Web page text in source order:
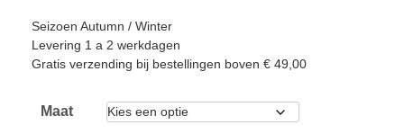
Seizoen Autumn / Winter
Levering 1 a 2 werkdagen
Gratis verzending bij bestellingen boven € 49,00
Maat